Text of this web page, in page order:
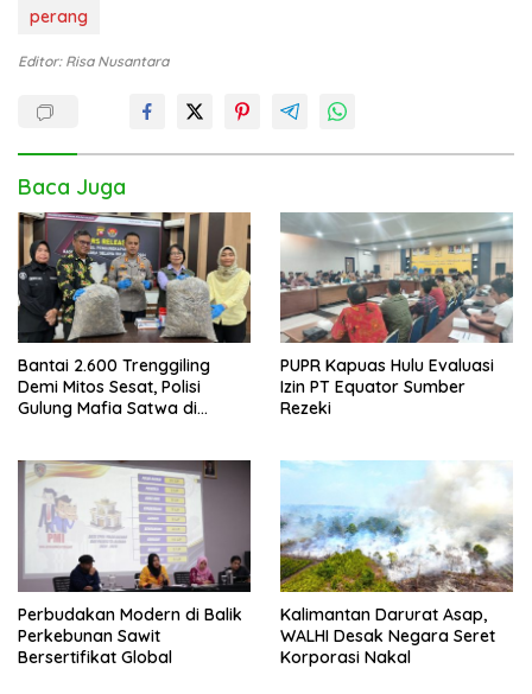
perang
Editor: Risa Nusantara
Baca Juga
Bantai 2.600 Trenggiling
Demi Mitos Sesat, Polisi
Gulung Mafia Satwa di
PUPR Kapuas Hulu Evaluasi
Izin PT Equator Sumber
Rezeki
Perbudakan Modern di Balik
Perkebunan Sawit
Bersertifikat Global
Kalimantan Darurat Asap,
WALHI Desak Negara Seret
Korporasi Nakal